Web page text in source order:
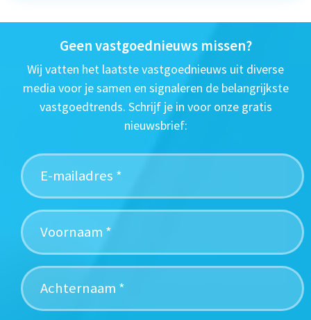
Geen vastgoednieuws missen?
Wij vatten het laatste vastgoednieuws uit diverse
media voor je samen en signaleren de belangrijkste
vastgoedtrends. Schrijf je in voor onze gratis
nieuwsbrief: